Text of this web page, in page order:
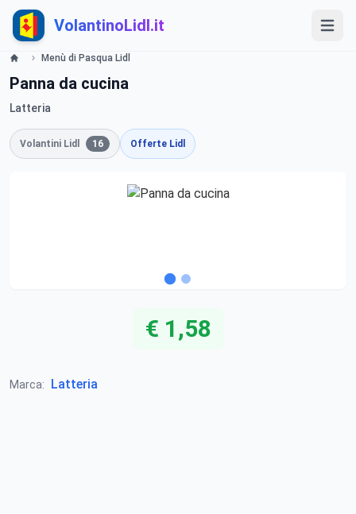
VolantinoLidl.it
Menù di Pasqua Lidl
Panna da cucina
Latteria
Volantini Lidl 16 Offerte Lidl
€ 1,58
Marca: Latteria